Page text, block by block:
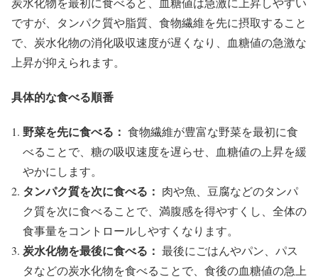
ですが、タンパク質や脂質、食物繊維を先に摂取すること
で、炭水化物の消化吸収速度が遅くなり、血糖値の急激な
上昇が抑えられます。
具体的な食べる順番
野菜を先に食べる： 食物繊維が豊富な野菜を最初に食
べることで、糖の吸収速度を遅らせ、血糖値の上昇を緩
やかにします。
タンパク質を次に食べる： 肉や魚、豆腐などのタンパ
ク質を次に食べることで、満腹感を得やすくし、全体の
食事量をコントロールしやすくなります。
炭水化物を最後に食べる： 最後にごはんやパン、パス
タなどの炭水化物を食べることで、食後の血糖値の急上